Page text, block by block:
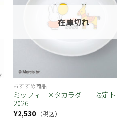
在庫切れ
おすすめ商品
ミッフィー×タカラダ 限定ト
2026
¥2,530 （税込）